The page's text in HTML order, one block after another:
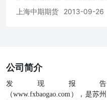
上海中期期货 2013-09-26
公司简介
发现报告
（www.fxbaogao.com），是苏州